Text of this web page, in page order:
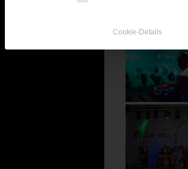
Cookie-Details